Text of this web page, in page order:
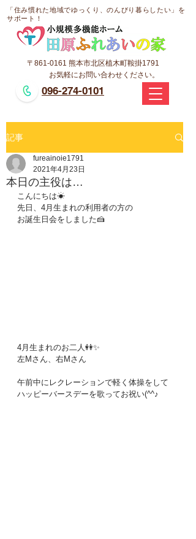
「住み慣れた地域でゆっくり、のんびり暮らしたい」を
サポート！
〒861-0161 熊本市北区植木町鞍掛1791
​お気軽にお問い合わせください。
096-274-0101
記事
本日の主役は…
fureainoie1791
2021年4月23日
こんにちは☀
先日、4月生まれの利用者の方の
お誕生日会をしました🍰
4月生まれのお二人👭✨
左Mさん、右Mさん
午前中にレクレーションで軽く体操をして
ハッピーバースデーを歌ってお祝い(^^♪